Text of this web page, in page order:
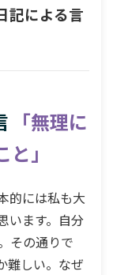
記による言
「無理に
」
的には私も大
います。自分
その通りで
難しい。なぜ